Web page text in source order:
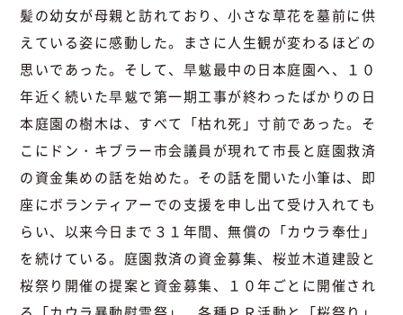
髪の幼女が母親と訪れており、小さな草花を墓前に供
えている姿に感動した。まさに人生観が変わるほどの
思いであった。そして、旱魃最中の日本庭園へ、１０
年近く続いた旱魃で第一期工事が終わったばかりの日
本庭園の樹木は、すべて「枯れ死」寸前であった。そ
こにドン・キブラー市会議員が現れて市長と庭園救済
の資金集めの話を始めた。その話を聞いた小筆は、即
座にボランティアーでの支援を申し出て受け入れても
らい、以来今日まで３１年間、無償の「カウラ奉仕」
を続けている。庭園救済の資金募集、桜並木道建設と
桜祭り開催の提案と資金募集、１０年ごとに開催され